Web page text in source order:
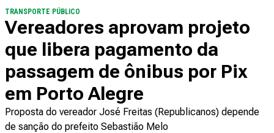
TRANSPORTE PÚBLICO
Vereadores aprovam projeto
que libera pagamento da
passagem de ônibus por Pix
em Porto Alegre
Proposta do vereador José Freitas (Republicanos) depende
de sanção do prefeito Sebastião Melo